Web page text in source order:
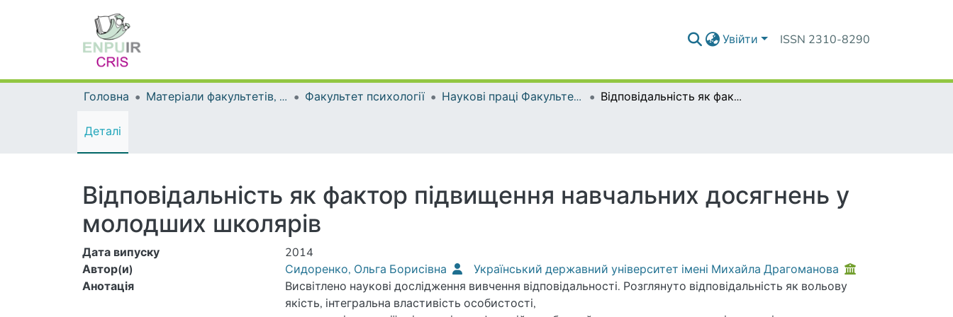
Увійти ISSN 2310-8290
Головна Матеріали факультетів, інститутів, підрозділів Факультет психології Наукові праці Факультету психології Відповідальність як фактор підвищення навчальних досягнень у молодших школярів
Деталі
Відповідальність як фактор підвищення навчальних досягнень у
молодших школярів
Дата випуску
2014
Автор(и)
Сидоренко, Ольга Борисівна
Український державний університет імені Михайла Драгоманова
Анотація
Висвітлено наукові дослідження вивчення відповідальності. Розглянуто відповідальність як вольову
якість, інтегральна властивість особистості,